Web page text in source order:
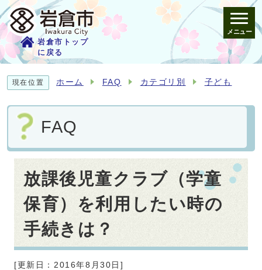
岩倉市トップ
に戻る
メニュー
現在位置 ホーム FAQ カテゴリ別 子ども
FAQ
放課後児童クラブ（学童
保育）を利用したい時の
手続きは？
[更新日： 2016年8月30日 ]